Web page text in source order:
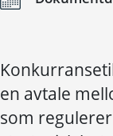
en avtale
som